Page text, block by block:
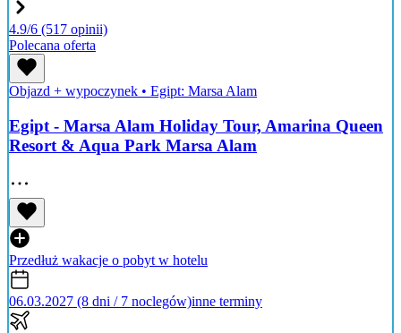
4.9/6 (517 opinii)
Polecana oferta
Objazd + wypoczynek • Egipt: Marsa Alam
Egipt - Marsa Alam Holiday Tour, Amarina Queen
Resort & Aqua Park Marsa Alam
Przedłuż wakacje o pobyt w hotelu
06.03.2027 (8 dni / 7 noclegów)inne terminy